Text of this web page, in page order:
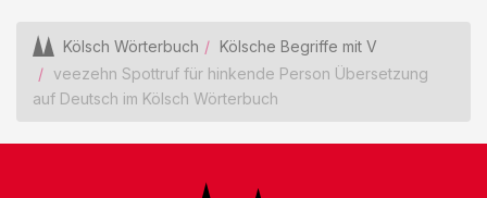
Kölsch Wörterbuch
Kölsche Begriffe mit V
veezehn Spottruf für hinkende Person Übersetzung
auf Deutsch im Kölsch Wörterbuch